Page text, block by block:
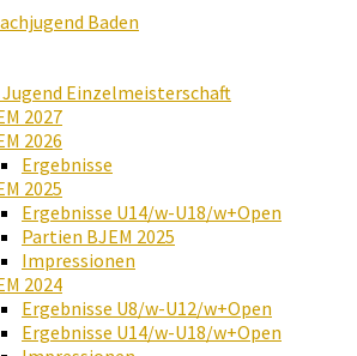
Baden
Jugend Einzelmeisterschaft
2027
2026
Ergebnisse
2025
Ergebnisse U14/w-U18/w+Open
Partien BJEM 2025
Impressionen
2024
Ergebnisse U8/w-U12/w+Open
Ergebnisse U14/w-U18/w+Open